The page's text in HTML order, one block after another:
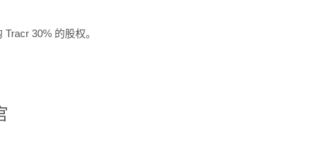
30% 的股权。